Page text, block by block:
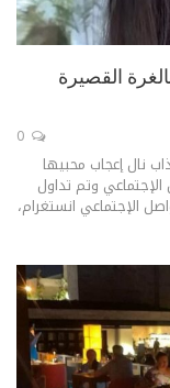
القصيرة
نال إعجاب محبيها
وتم تداول
الإجتماعي انستغرام،